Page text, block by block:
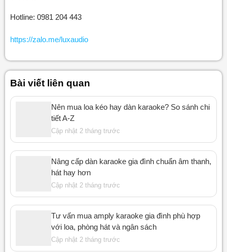
Hotline: 0981 204 443
https://zalo.me/luxaudio
Bài viết liên quan
Nên mua loa kéo hay dàn karaoke? So sánh chi
tiết A-Z
Cập nhật 2 tháng trước
Nâng cấp dàn karaoke gia đình chuẩn âm thanh,
hát hay hơn
Cập nhật 2 tháng trước
Tư vấn mua amply karaoke gia đình phù hợp
với loa, phòng hát và ngân sách
Cập nhật 2 tháng trước